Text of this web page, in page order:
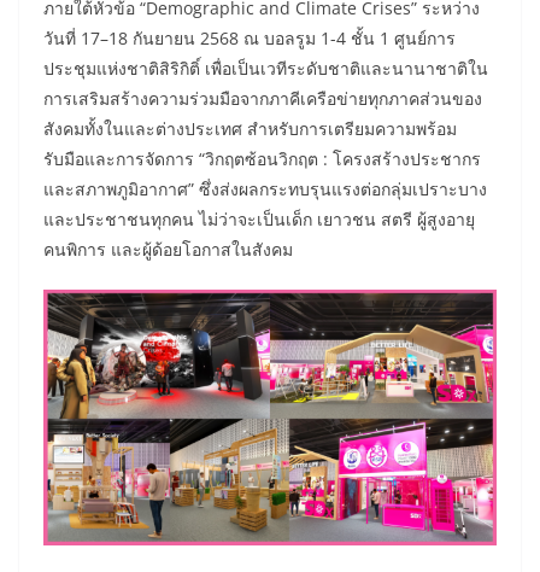
ภายใต้หัวข้อ “Demographic and Climate Crises” ระหว่าง
วันที่ 17–18 กันยายน 2568 ณ บอลรูม 1-4 ชั้น 1 ศูนย์การ
ประชุมแห่งชาติสิริกิติ์ เพื่อเป็นเวทีระดับชาติและนานาชาติใน
การเสริมสร้างความร่วมมือจากภาคีเครือข่ายทุกภาคส่วนของ
สังคมทั้งในและต่างประเทศ สำหรับการเตรียมความพร้อม
รับมือและการจัดการ “วิกฤตซ้อนวิกฤต : โครงสร้างประชากร
และสภาพภูมิอากาศ” ซึ่งส่งผลกระทบรุนแรงต่อกลุ่มเปราะบาง
และประชาชนทุกคน ไม่ว่าจะเป็นเด็ก เยาวชน สตรี ผู้สูงอายุ
คนพิการ และผู้ด้อยโอกาสในสังคม